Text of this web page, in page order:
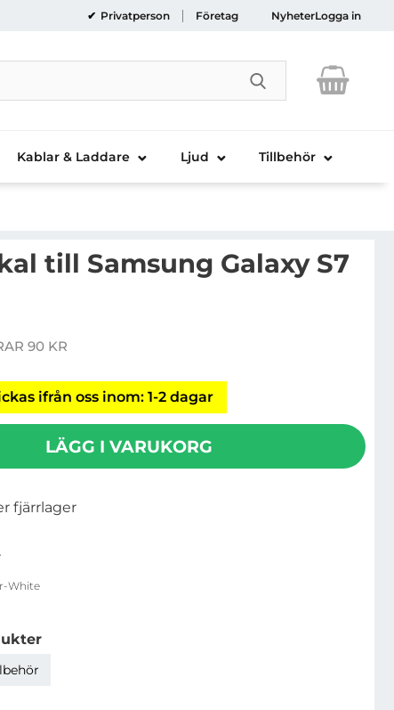
Privatperson Företag NyheterLogga in
Genomför
Kablar & Laddare Ljud Tillbehör
till Samsung Galaxy S7
90 KR
ifrån oss inom: 1-2 dagar
LÄGG I VARUKORG
fjärrlager
White